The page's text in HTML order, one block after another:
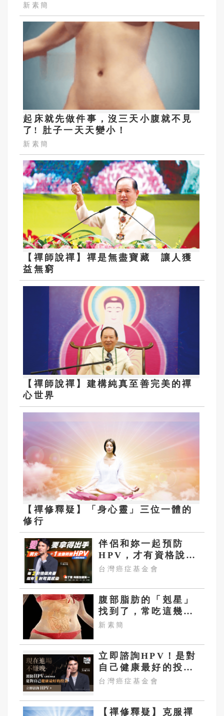
新素簡
起床就先做件事，沒三天小腹就不見
了! 肚子一天天變小！
新素簡
【禪師說禪】禪是無盡寶藏 讓人獲
益無窮
【禪師說禪】建構純真至善完美的禪
心世界
【禪修釋疑】「身心靈」三位一體的
修行
伴侶和妳一起預防
HPV，才有資格說愛
妳！
台灣癌症基金會
腹部脂肪的「剋星」
找到了，常吃這幾
物，吃走大肚囊，瘦
新素簡
立即諮詢HPV！是對
自己健康最好的投
資，把握現在不嫌
台灣癌症基金會
【禪修釋疑】克服禪